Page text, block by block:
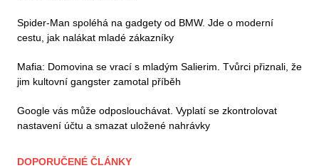
Spider-Man spoléhá na gadgety od BMW. Jde o moderní
cestu, jak nalákat mladé zákazníky
Mafia: Domovina se vrací s mladým Salierim. Tvůrci přiznali, že
jim kultovní gangster zamotal příběh
Google vás může odposlouchávat. Vyplatí se zkontrolovat
nastavení účtu a smazat uložené nahrávky
DOPORUČENÉ ČLÁNKY